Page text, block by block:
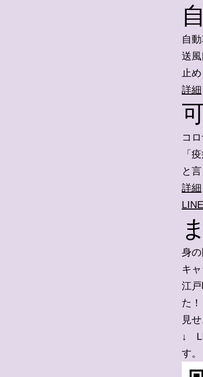
自
送
止
詳細
コ
「
と
詳細
身
キ
江
た
見
↓
す。